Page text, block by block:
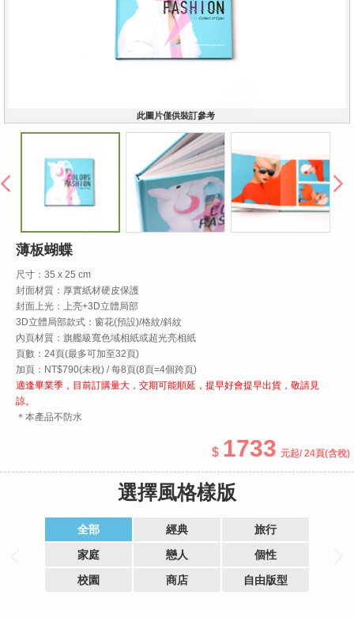
此圖片僅供裝訂參考
︿ ﹀
薄板蝴蝶
尺寸：35 x 25 cm
封面材質：厚實紙材硬皮保護
封面上光：上亮+3D立體局部
3D立體局部款式：窗花(預設)/格紋/斜紋
內頁材質：旗艦級寬色域相紙或超光亮相紙
頁數：24頁(最多可加至32頁)
加頁：NT$790(未稅) / 每8頁(8頁=4個跨頁)
適逢畢業季，目前訂購量大，交期可能順延，提早好會提早出貨，敬請見
諒。
＊本產品不防水
1733 起/ 24頁(含稅)
選擇風格樣版
全部 經典
旅行
家庭
戀人
個性
校園
商店 自由版型